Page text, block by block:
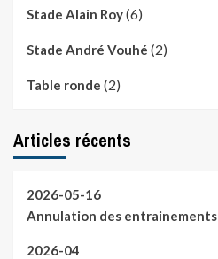
Stade Alain Roy(6)
Stade André Vouhé (2)
Table ronde (2)
Articles récents
2026-05-16
Annulation des entrainements
2026-04